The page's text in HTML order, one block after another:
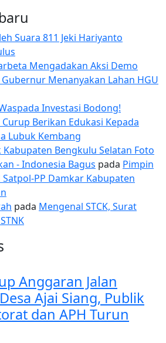
Suara 811 Jeki Hariyanto
Mengadakan Aksi Demo
Menanyakan Lahan HGU
Investasi Bodong!
Berikan Edukasi Kepada
Lubuk Kembang
Bengkulu Selatan Foto
- Indonesia Bagus pada Pimpin
Satpol-PP Damkar Kabupaten
pada Mengenal STCK, Surat
Anggaran Jalan
Ajai Siang, Publik
dan APH Turun